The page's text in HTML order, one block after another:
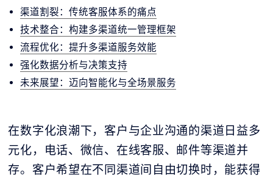
渠道割裂：传统客服体系的痛点
技术整合：构建多渠道统一管理框架
流程优化：提升多渠道服务效能
强化数据分析与决策支持
未来展望：迈向智能化与全场景服务
在数字化浪潮下，客户与企业沟通的渠道日益多
元化，电话、微信、在线客服、邮件等渠道并
存。客户希望在不同渠道间自由切换时，能获得